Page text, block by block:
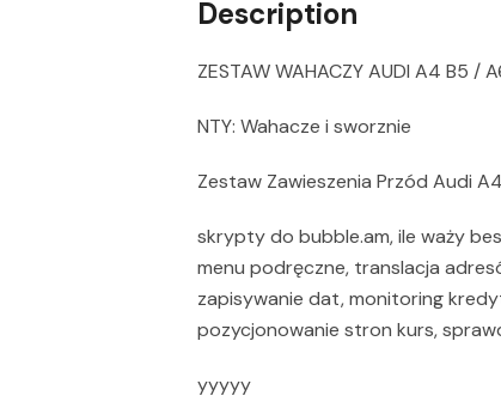
Description
ZESTAW WAHACZY AUDI A4 B5 /
NTY: Wahacze i sworznie
Zestaw Zawieszenia Przód Audi
skrypty do bubble.am, ile waży
menu podręczne, translacja
zapisywanie dat, monitoring
pozycjonowanie stron kurs,
yyyyy